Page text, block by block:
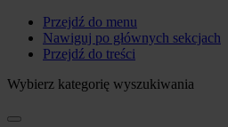
Przejdź do menu
Nawiguj po głównych sekcjach
Przejdź do treści
Wybierz kategorię wyszukiwania